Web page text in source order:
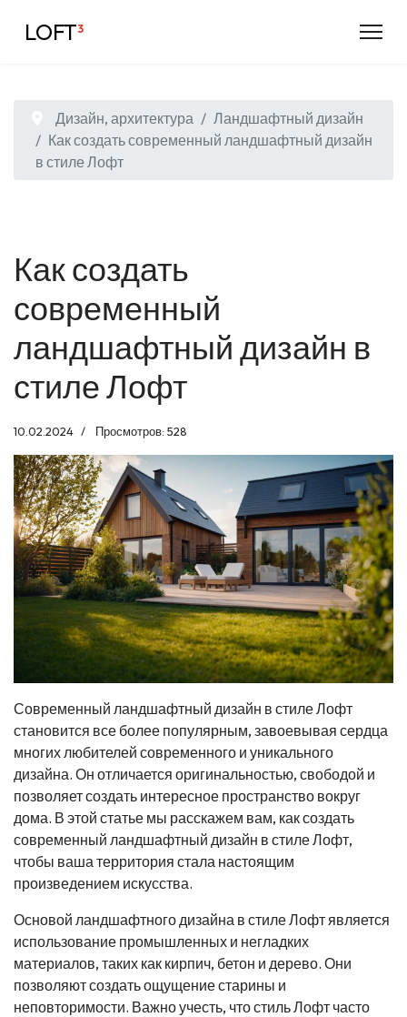
LOFT³
Дизайн, архитектура
Ландшафтный дизайн
Как создать современный ландшафтный дизайн
в стиле Лофт
Как создать
современный
ландшафтный дизайн в
стиле Лофт
10.02.2024 Просмотров: 528
Современный ландшафтный дизайн в стиле Лофт
становится все более популярным, завоевывая сердца
многих любителей современного и уникального
дизайна. Он отличается оригинальностью, свободой и
позволяет создать интересное пространство вокруг
дома. В этой статье мы расскажем вам, как создать
современный ландшафтный дизайн в стиле Лофт,
чтобы ваша территория стала настоящим
произведением искусства.
Основой ландшафтного дизайна в стиле Лофт является
использование промышленных и негладких
материалов, таких как кирпич, бетон и дерево. Они
позволяют создать ощущение старины и
неповторимости. Важно учесть, что стиль Лофт часто